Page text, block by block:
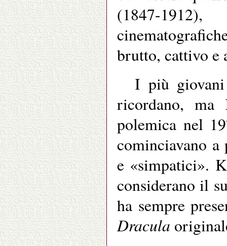
(1847-
brutto, cattivo e
I più
ricordano,
polemica nel
cominciavano
e «simpatici».
considerano il
ha sempre
Dracula